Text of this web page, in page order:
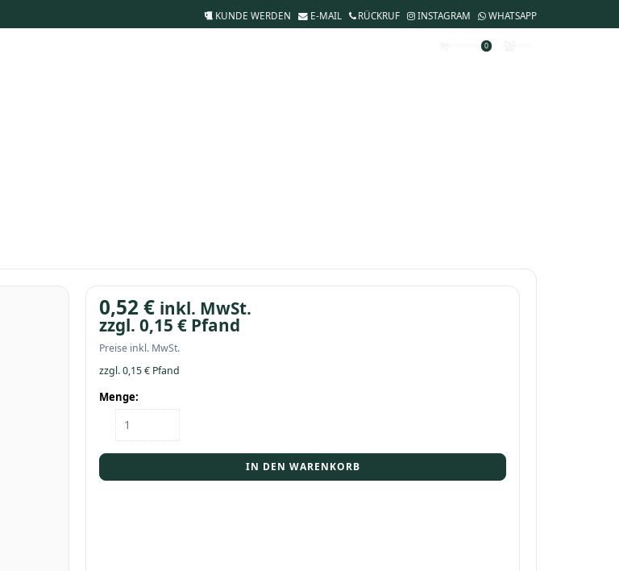
KUNDE WERDEN E-MAIL RÜCKRUF INSTAGRAM WHATSAPP
0
0,52€ inkl. MwSt.
zzgl. 0,15 € Pfand
Preise inkl. MwSt.
zzgl.0,15€ Pfand
Menge:
Flasche
Ahrtalquelle
Menge
IN DEN WARENKORB